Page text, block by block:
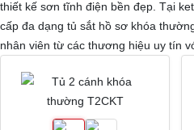
thiết kế sơn tĩnh điện bền đẹp. Tại
cấp đa dạng tủ sắt hồ sơ khóa
nhân viên từ các thương hiệu uy tín